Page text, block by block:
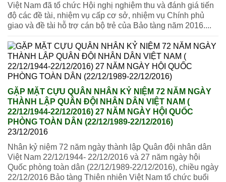
Việt Nam đã tổ chức Hội nghị nghiệm thu và đánh giá tiến
độ các đề tài, nhiệm vụ cấp cơ sở, nhiệm vụ Chính phủ
giao và đề tài hỗ trợ cán bộ trẻ của Bảo tàng năm 2016....
GẶP MẶT CỰU QUÂN NHÂN KỶ NIỆM 72 NĂM NGÀY
THÀNH LẬP QUÂN ĐỘI NHÂN DÂN VIỆT NAM (
22/12/1944-22/12/2016) 27 NĂM NGÀY HỘI QUỐC
PHÒNG TOÀN DÂN (22/12/1989-22/12/2016)
23/12/2016
Nhân kỷ niệm 72 năm ngày thành lập Quân đội nhân dân
Việt Nam 22/12/1944- 22/12/2016 và 27 năm ngày hội
Quốc phòng toàn dân (22/12/1989-22/12/2016), chiều ngày
22/12/2016 Bảo tàng Thiên nhiên Việt Nam tổ chức buổi